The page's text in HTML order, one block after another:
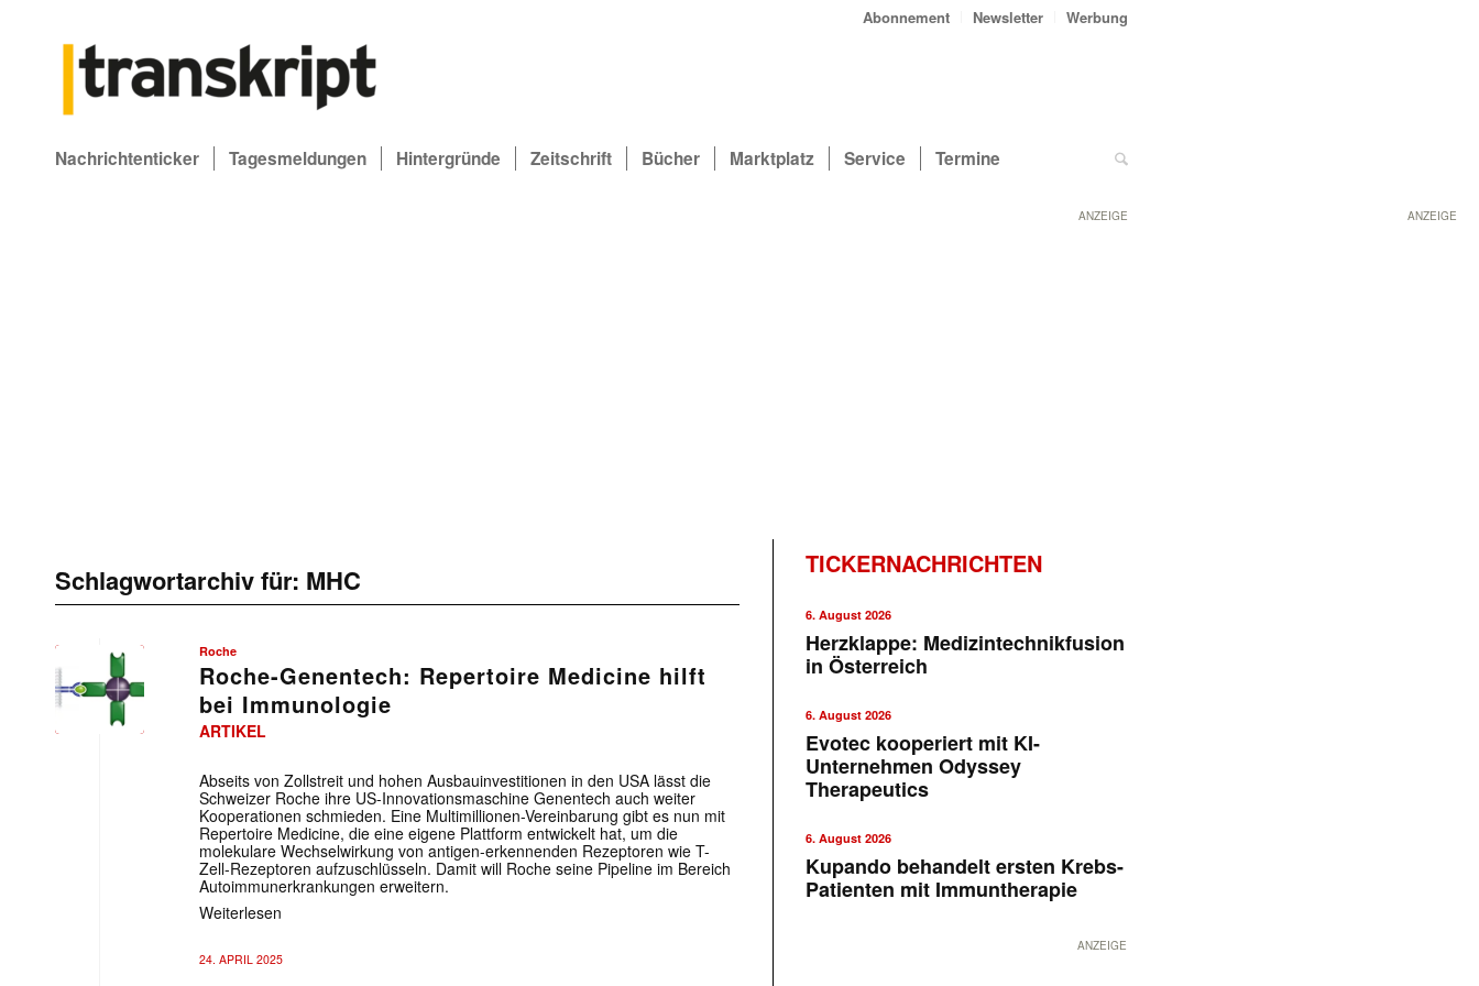
ANZEIGE
Abonnement Newsletter Werbung
Nachrichtenticker Tagesmeldungen Hintergründe Zeitschrift Bücher Marktplatz Service Termine
ANZEIGE
Schlagwortarchiv für: MHC
Roche
Roche-Genentech: Repertoire Medicine hilft
bei Immunologie
ARTIKEL
Abseits von Zollstreit und hohen Ausbauinvestitionen in den USA lässt die
Schweizer Roche ihre US-Innovationsmaschine Genentech auch weiter
Kooperationen schmieden. Eine Multimillionen-Vereinbarung gibt es nun mit
Repertoire Medicine, die eine eigene Plattform entwickelt hat, um die
molekulare Wechselwirkung von antigen-erkennenden Rezeptoren wie T-
Zell-Rezeptoren aufzuschlüsseln. Damit will Roche seine Pipeline im Bereich
Autoimmunerkrankungen erweitern.
Weiterlesen
24. APRIL 2025
TICKERNACHRICHTEN
6. August 2026
Herzklappe: Medizintechnikfusion
in Österreich
6. August 2026
Evotec kooperiert mit KI-
Unternehmen Odyssey
Therapeutics
6. August 2026
Kupando behandelt ersten Krebs-
Patienten mit Immuntherapie
ANZEIGE